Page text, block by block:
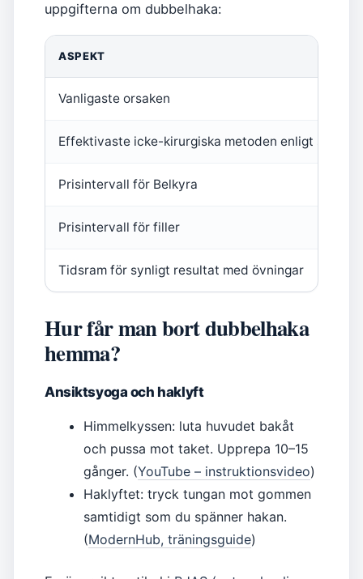
uppgifterna om dubbelhaka:
Nyckelfakta om dubbelhaka
ASPEKT
Vanligaste orsaken
Effektivaste icke-kirurgiska metoden enligt studier
Prisintervall för Belkyra
Prisintervall för filler
Tidsram för synligt resultat med övningar
Hur får man bort dubbelhaka
hemma?
Ansiktsyoga och haklyft
Himmelkyssen: luta huvudet bakåt
och pussa mot taket. Upprepa 10–15
gånger. (YouTube – instruktionsvideo)
Haklyftet: tryck tungan mot gommen
samtidigt som du spänner hakan.
(ModernHub, träningsguide)